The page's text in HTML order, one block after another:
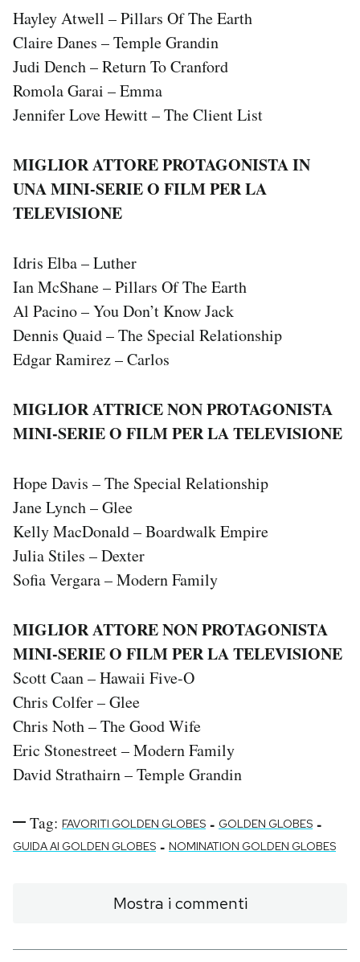
Hayley Atwell – Pillars Of The Earth
Claire Danes – Temple Grandin
Judi Dench – Return To Cranford
Romola Garai – Emma
Jennifer Love Hewitt – The Client List
MIGLIOR ATTORE PROTAGONISTA IN
UNA MINI-SERIE O FILM PER LA
TELEVISIONE
Idris Elba – Luther
Ian McShane – Pillars Of The Earth
Al Pacino – You Don’t Know Jack
Dennis Quaid – The Special Relationship
Edgar Ramirez – Carlos
MIGLIOR ATTRICE NON PROTAGONISTA
MINI-SERIE O FILM PER LA TELEVISIONE
Hope Davis – The Special Relationship
Jane Lynch – Glee
Kelly MacDonald – Boardwalk Empire
Julia Stiles – Dexter
Sofia Vergara – Modern Family
MIGLIOR ATTORE NON PROTAGONISTA
MINI-SERIE O FILM PER LA TELEVISIONE
Scott Caan – Hawaii Five-O
Chris Colfer – Glee
Chris Noth – The Good Wife
Eric Stonestreet – Modern Family
David Strathairn – Temple Grandin
Tag: FAVORITI GOLDEN GLOBES - GOLDEN GLOBES -
GUIDA AI GOLDEN GLOBES - NOMINATION GOLDEN GLOBES
Mostra i commenti